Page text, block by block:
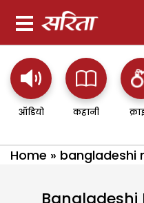
ऑडियो कहानी
Home » bangladeshi
Bangladeshi